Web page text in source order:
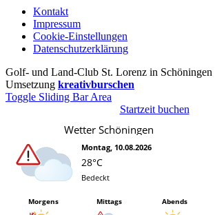
Kontakt
Impressum
Cookie-Einstellungen
Datenschutzerklärung
Golf- und Land-Club St. Lorenz in Schöningen
Umsetzung kreativburschen
Toggle Sliding Bar Area
Startzeit buchen
Wetter Schöningen
Montag, 10.08.2026
28°C
Bedeckt
Morgens Mittags Abends